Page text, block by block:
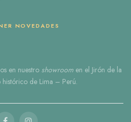
NOVEDADES
en nuestro showroom en el Jirón de la
histórico de Lima – Perú.